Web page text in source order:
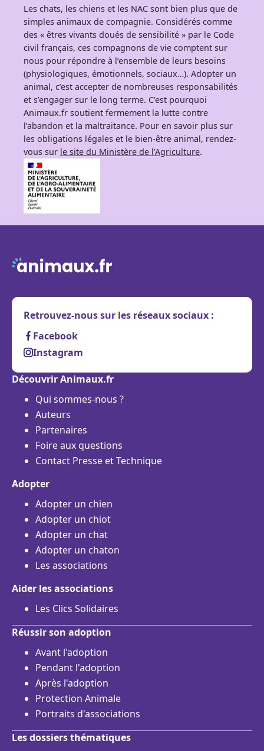
Les chats, les chiens et les NAC sont bien plus que de
simples animaux de compagnie. Considérés comme
des « êtres vivants doués de sensibilité » par le Code
civil français, ces compagnons de vie comptent sur
nous pour répondre à l’ensemble de leurs besoins
(physiologiques, émotionnels, sociaux…). Adopter un
animal, c’est accepter de nombreuses responsabilités
et s’engager sur le long terme. C’est pourquoi
Animaux.fr soutient fermement la lutte contre
l’abandon et la maltraitance. Pour en savoir plus sur
les obligations légales et le bien-être animal, rendez-
vous sur le site du Ministère de l’Agriculture.
Retrouvez-nous sur les réseaux sociaux :
Facebook
Instagram
Découvrir Animaux.fr
Qui sommes-nous ?
Auteurs
Partenaires
Foire aux questions
Contact Presse et Technique
Adopter
Adopter un chien
Adopter un chiot
Adopter un chat
Adopter un chaton
Les associations
Aider les associations
Les Clics Solidaires
Réussir son adoption
Avant l'adoption
Pendant l'adoption
Après l'adoption
Protection Animale
Portraits d'associations
Les dossiers thématiques